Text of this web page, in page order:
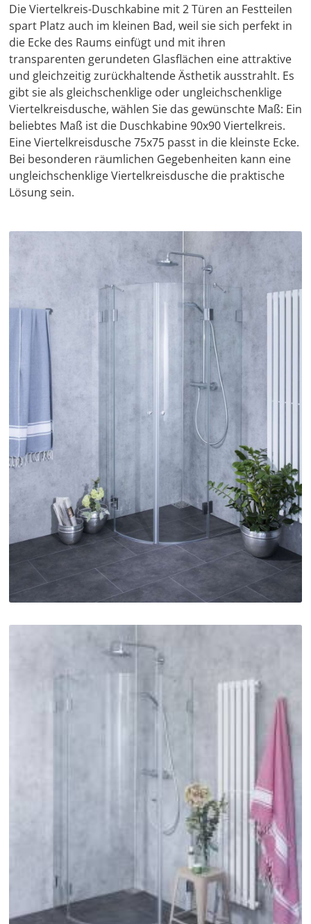
Die Viertelkreis-Duschkabine mit 2 Türen an Festteilen
spart Platz auch im kleinen Bad, weil sie sich perfekt in
die Ecke des Raums einfügt und mit ihren
transparenten gerundeten Glasflächen eine attraktive
und gleichzeitig zurückhaltende Ästhetik ausstrahlt. Es
gibt sie als gleichschenklige oder ungleichschenklige
Viertelkreisdusche, wählen Sie das gewünschte Maß: Ein
beliebtes Maß ist die Duschkabine 90x90 Viertelkreis.
Eine Viertelkreisdusche 75x75 passt in die kleinste Ecke.
Bei besonderen räumlichen Gegebenheiten kann eine
ungleichschenklige Viertelkreisdusche die praktische
Lösung sein.